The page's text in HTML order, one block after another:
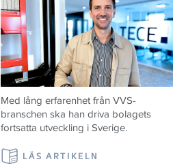
Med lång erfarenhet från VVS-
branschen ska han driva bolagets
fortsatta utveckling i Sverige.
LÄS ARTIKELN